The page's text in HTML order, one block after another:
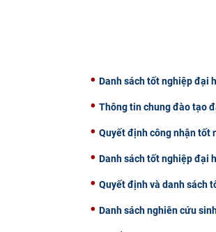
Danh sách tốt nghiệp đại
Thông tin chung đào tạo
Quyết định công nhận tốt
Danh sách tốt nghiệp đại
Quyết định và danh sách
Danh sách nghiên cứu